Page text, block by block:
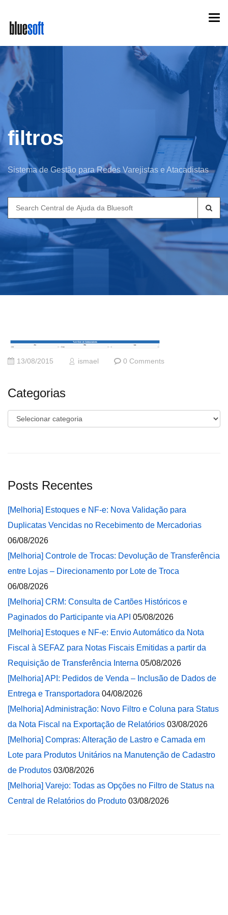
main
content
filtros
Sistema de Gestão para Redes Varejistas e Atacadistas
Search
for:
13/08/2015 ismael 0 Comments
Categorias
Categorias
Posts Recentes
[Melhoria] Estoques e NF-e: Nova Validação para
Duplicatas Vencidas no Recebimento de Mercadorias
06/08/2026
[Melhoria] Controle de Trocas: Devolução de Transferência
entre Lojas – Direcionamento por Lote de Troca
06/08/2026
[Melhoria] CRM: Consulta de Cartões Históricos e
Paginados do Participante via API 05/08/2026
[Melhoria] Estoques e NF-e: Envio Automático da Nota
Fiscal à SEFAZ para Notas Fiscais Emitidas a partir da
Requisição de Transferência Interna 05/08/2026
[Melhoria] API: Pedidos de Venda – Inclusão de Dados de
Entrega e Transportadora 04/08/2026
[Melhoria] Administração: Novo Filtro e Coluna para Status
da Nota Fiscal na Exportação de Relatórios 03/08/2026
[Melhoria] Compras: Alteração de Lastro e Camada em
Lote para Produtos Unitários na Manutenção de Cadastro
de Produtos 03/08/2026
[Melhoria] Varejo: Todas as Opções no Filtro de Status na
Central de Relatórios do Produto 03/08/2026